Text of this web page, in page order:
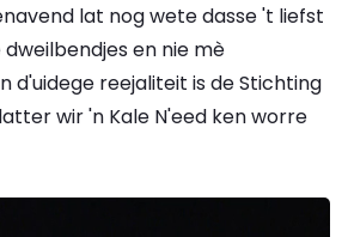
lat nog wete dasse 't liefst
en nie mè
d'uidege reejaliteit is de Stichting
wir 'n Kale N'eed ken worre